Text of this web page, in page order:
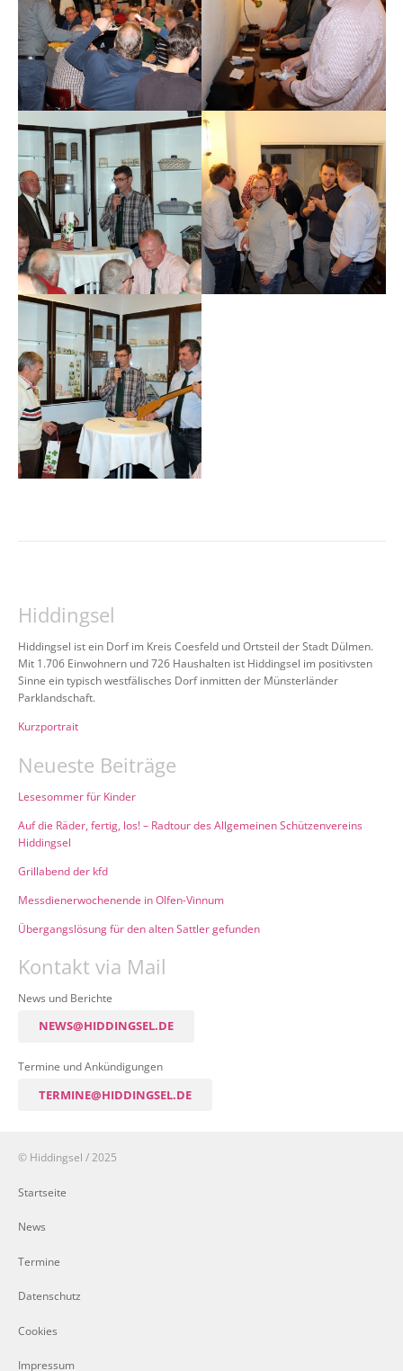
Hiddingsel
Hiddingsel ist ein Dorf im Kreis Coesfeld und Ortsteil der Stadt Dülmen.
Mit 1.706 Einwohnern und 726 Haushalten ist Hiddingsel im positivsten
Sinne ein typisch westfälisches Dorf inmitten der Münsterländer
Parklandschaft.
Kurzportrait
Neueste Beiträge
Lesesommer für Kinder
Auf die Räder, fertig, los! – Radtour des Allgemeinen Schützenvereins
Hiddingsel
Grillabend der kfd
Messdienerwochenende in Olfen-Vinnum
Übergangslösung für den alten Sattler gefunden
Kontakt via Mail
News und Berichte
NEWS@HIDDINGSEL.DE
Termine und Ankündigungen
TERMINE@HIDDINGSEL.DE
© Hiddingsel / 2025
Startseite
News
Termine
Datenschutz
Cookies
Impressum